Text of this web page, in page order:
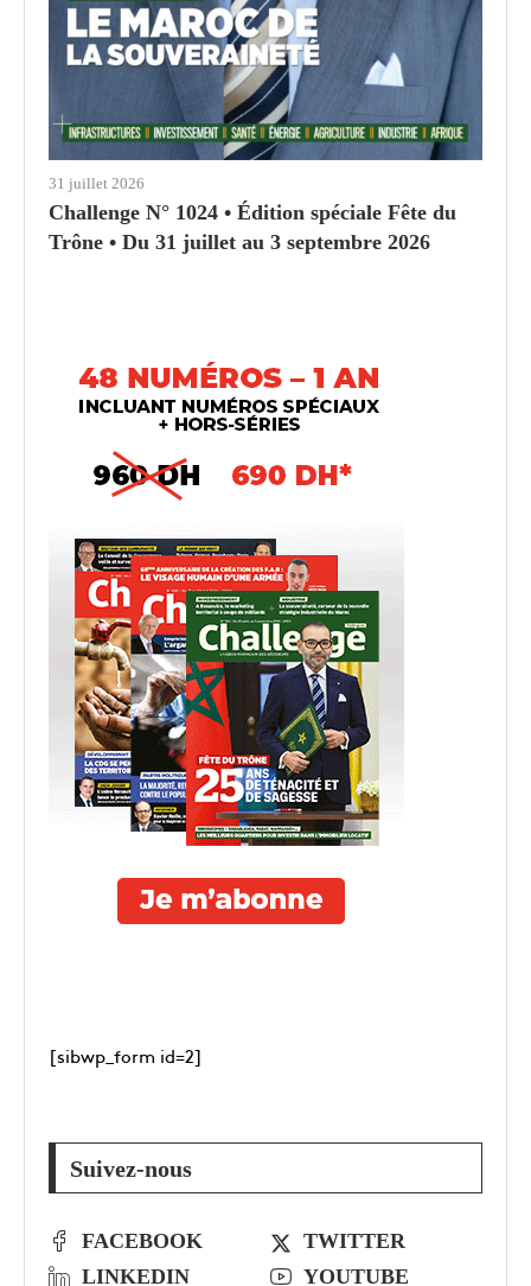
31 juillet 2026
Challenge N° 1024 • Édition spéciale Fête du
Trône • Du 31 juillet au 3 septembre 2026
[sibwp_form id=2]
Suivez-nous
FACEBOOK
TWITTER
LINKEDIN
YOUTUBE